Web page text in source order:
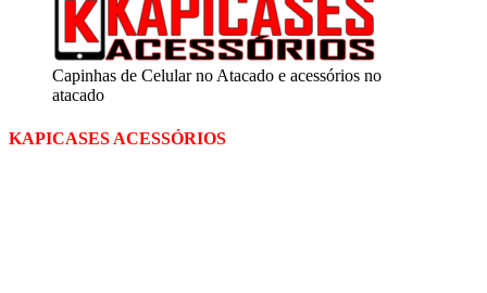
Capinhas de Celular no Atacado e acessórios no
atacado
KAPICASES ACESSÓRIOS